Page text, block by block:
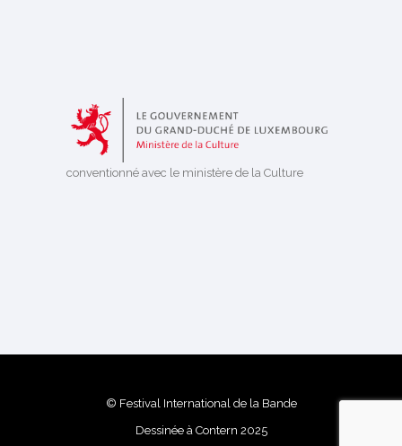
conventionné avec le ministère de la Culture
© Festival International de la Bande
Dessinée à Contern 2025